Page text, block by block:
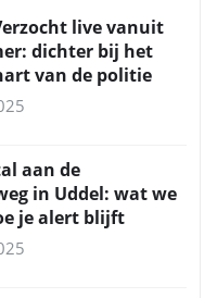
live vanuit
dichter bij het
van de politie
aan de
in Uddel: wat we
je alert blijft